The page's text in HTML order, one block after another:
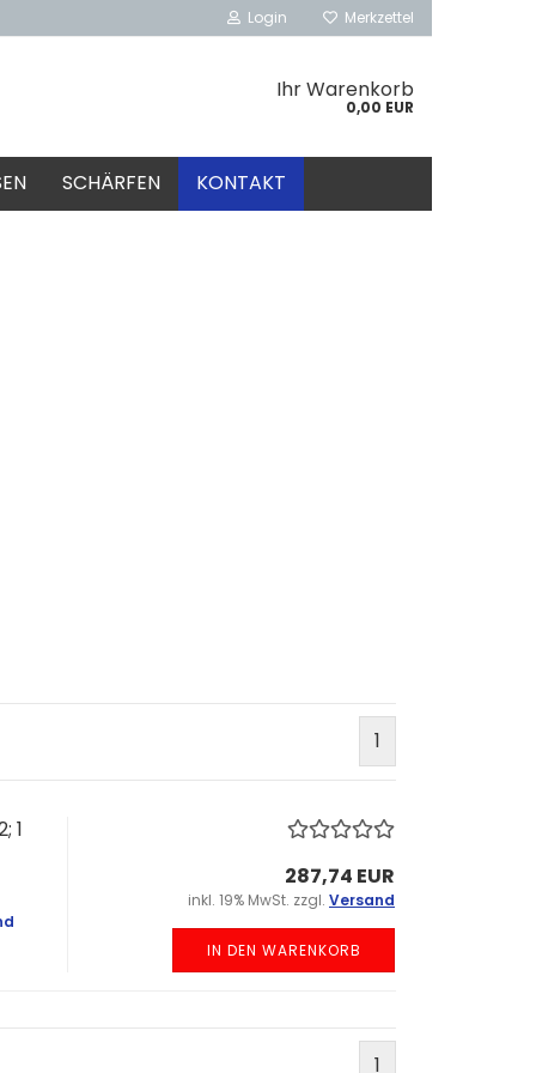
Login Merkzettel
Ihr Warenkorb
0,00 EUR
SCHÄRFEN KONTAKT
1
1
287,74 EUR
inkl. 19% MwSt. zzgl. Versand
IN DEN WARENKORB
1